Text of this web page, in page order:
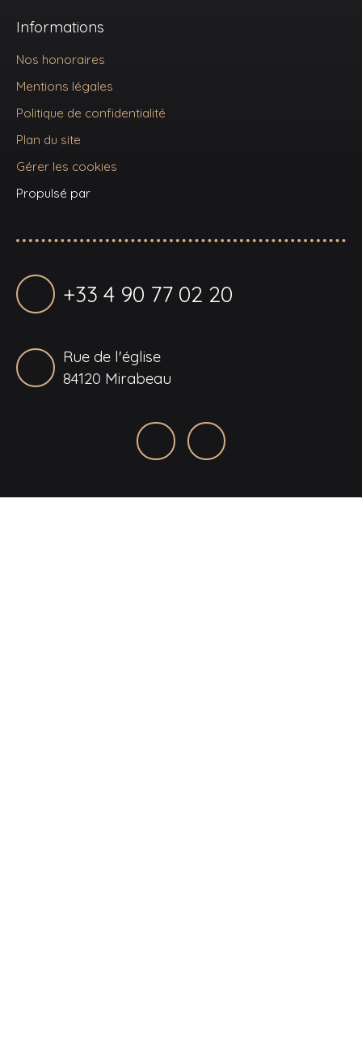
Informations
Nos honoraires
Mentions légales
Politique de confidentialité
Plan du site
Gérer les cookies
Propulsé par
+33 4 90 77 02 20
Rue de l'église
84120 Mirabeau